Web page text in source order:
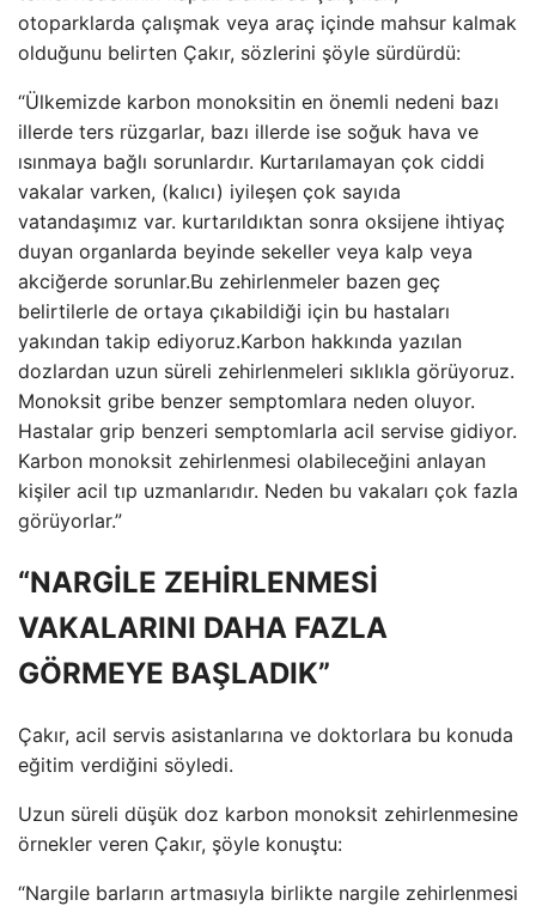
otoparklarda çalışmak veya araç içinde mahsur kalmak
olduğunu belirten Çakır, sözlerini şöyle sürdürdü:
“Ülkemizde karbon monoksitin en önemli nedeni bazı
illerde ters rüzgarlar, bazı illerde ise soğuk hava ve
ısınmaya bağlı sorunlardır. Kurtarılamayan çok ciddi
vakalar varken, (kalıcı) iyileşen çok sayıda
vatandaşımız var. kurtarıldıktan sonra oksijene ihtiyaç
duyan organlarda beyinde sekeller veya kalp veya
akciğerde sorunlar.Bu zehirlenmeler bazen geç
belirtilerle de ortaya çıkabildiği için bu hastaları
yakından takip ediyoruz.Karbon hakkında yazılan
dozlardan uzun süreli zehirlenmeleri sıklıkla görüyoruz.
Monoksit gribe benzer semptomlara neden oluyor.
Hastalar grip benzeri semptomlarla acil servise gidiyor.
Karbon monoksit zehirlenmesi olabileceğini anlayan
kişiler acil tıp uzmanlarıdır. Neden bu vakaları çok fazla
görüyorlar.”
“NARGİLE ZEHİRLENMESİ
VAKALARINI DAHA FAZLA
GÖRMEYE BAŞLADIK”
Çakır, acil servis asistanlarına ve doktorlara bu konuda
eğitim verdiğini söyledi.
Uzun süreli düşük doz karbon monoksit zehirlenmesine
örnekler veren Çakır, şöyle konuştu:
“Nargile barların artmasıyla birlikte nargile zehirlenmesi